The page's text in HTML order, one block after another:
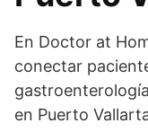
En Doctor at
conectar
en Puerto